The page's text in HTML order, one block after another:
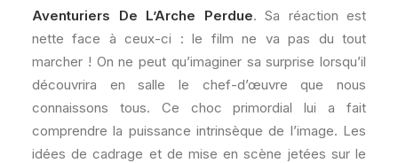
Aventuriers De L’Arche Perdue. Sa réaction est
nette face à ceux-ci : le film ne va pas du tout
marcher ! On ne peut qu’imaginer sa surprise lorsqu’il
découvrira en salle le chef-d’œuvre que nous
connaissons tous. Ce choc primordial lui a fait
comprendre la puissance intrinsèque de l’image. Les
idées de cadrage et de mise en scène jetées sur le